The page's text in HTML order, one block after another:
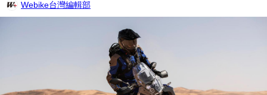
Webike台灣編輯部